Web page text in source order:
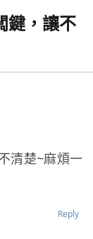
鍵，讓不
清楚~麻煩一
Reply